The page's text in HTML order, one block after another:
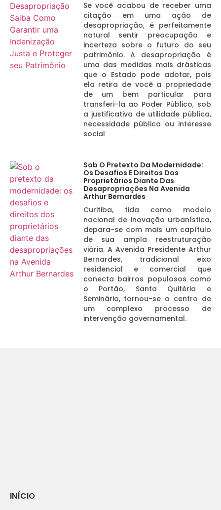
Se você acabou de receber uma
citação em uma ação de
desapropriação, é perfeitamente
natural sentir preocupação e
incerteza sobre o futuro do seu
patrimônio. A desapropriação é
uma das medidas mais drásticas
que o Estado pode adotar, pois
ela retira de você a propriedade
de um bem particular para
transferi-la ao Poder Público, sob
a justificativa de utilidade pública,
necessidade pública ou interesse
social
Sob O Pretexto Da Modernidade:
Os Desafios E Direitos Dos
Proprietários Diante Das
Desapropriações Na Avenida
Arthur Bernardes
Curitiba, tida como modelo
nacional de inovação urbanística,
depara-se com mais um capítulo
de sua ampla reestruturação
viária. A Avenida Presidente Arthur
Bernardes, tradicional eixo
residencial e comercial que
conecta bairros populosos como
o Portão, Santa Quitéria e
Seminário, tornou-se o centro de
um complexo processo de
intervenção governamental.
INÍCIO